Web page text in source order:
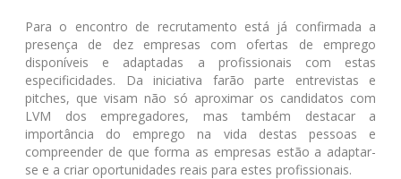
Para o encontro de recrutamento está já confirmada a
presença de dez empresas com ofertas de emprego
disponíveis e adaptadas a profissionais com estas
especificidades. Da iniciativa farão parte entrevistas e
pitches, que visam não só aproximar os candidatos com
LVM dos empregadores, mas também destacar a
importância do emprego na vida destas pessoas e
compreender de que forma as empresas estão a adaptar-
se e a criar oportunidades reais para estes profissionais.